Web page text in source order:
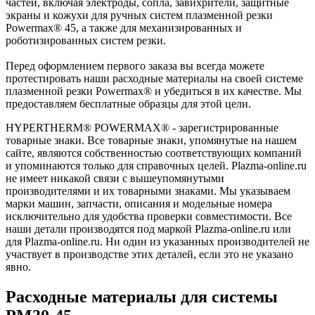
экраны и кожухи для ручных систем плазменной резки
Powermax® 45, а также для механизированных и
роботизированных систем резки.
Перед оформлением первого заказа вы всегда можете
протестировать наши расходные материалы на своей системе
плазменной резки Powermax® и убедиться в их качестве. Мы
предоставляем бесплатные образцы для этой цели.
HYPERTHERM® POWERMAX® - зарегистрированные
товарные знаки. Все товарные знаки, упомянутые на нашем
сайте, являются собственностью соответствующих компаний
и упоминаются только для справочных целей. Plazma-online.ru
не имеет никакой связи с вышеупомянутыми
производителями и их товарными знаками. Мы указываем
марки машин, запчасти, описания и модельные номера
исключительно для удобства проверки совместимости. Все
наши детали производятся под маркой Plazma-online.ru или
для Plazma-online.ru. Ни один из указанных производителей не
участвует в производстве этих деталей, если это не указано
явно.
Расходные материалы для системы